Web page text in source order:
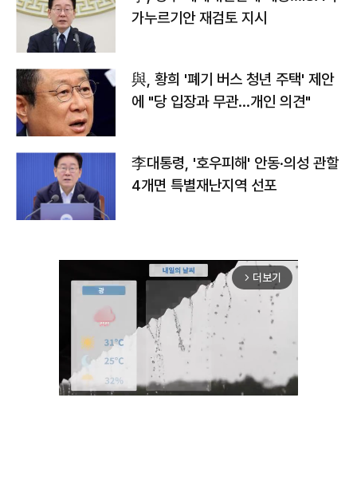
가누르기안 재검토 지시
與, 황희 '폐기 버스 청년 주택' 제안
에 "당 입장과 무관…개인 의견"
李대통령, '호우피해' 안동·의성 관할
4개면 특별재난지역 선포
arrow_forward_ios 더보기